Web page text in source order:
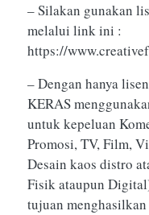
– Silakan gunakan
melalui link ini :
https://
– Dengan hanya
KERAS
untuk kepeluan
Promosi, TV, Film,
Desain kaos distro
Fisik ataupun
tujuan